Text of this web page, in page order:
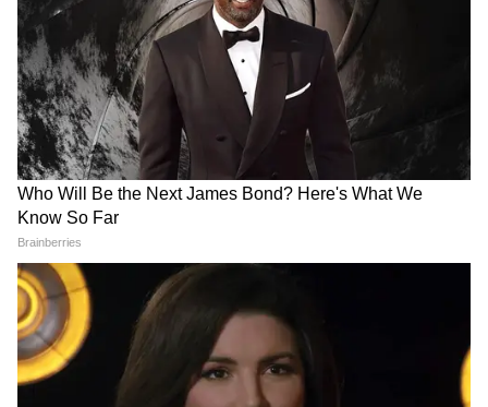
বাবা-মা, ভাইদের নিয়েই তাঁর পরিবার। অকৃতদার
শুভেন্দু পরিবারের সকলেই প্রিয় পাত্র। শুভেন্দু
অধিকারীর মা গায়েত্রী দেবী জানিয়েছেন, ঘরে
রীতিমত শান্তশিষ্ট শুভেন্দু।